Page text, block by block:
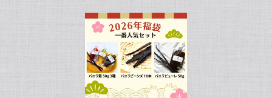
るブルボン種バニラもお試しくださいま
せ。今後とも当店を何卒よろしくお願い
申し上げます。